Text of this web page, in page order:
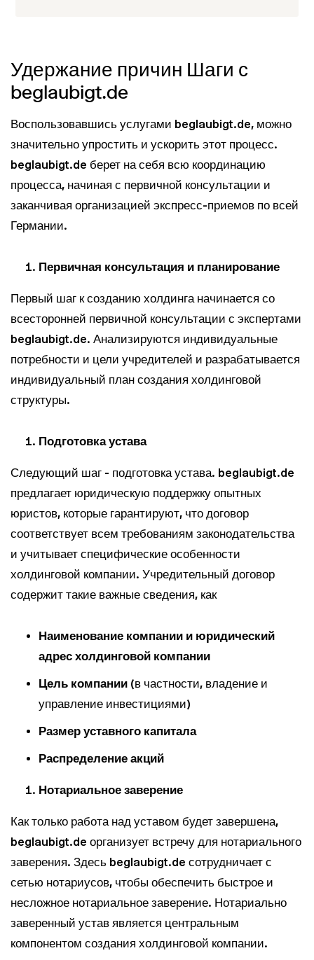
Удержание причин Шаги с
beglaubigt.de
Воспользовавшись услугами beglaubigt.de, можно
значительно упростить и ускорить этот процесс.
beglaubigt.de берет на себя всю координацию
процесса, начиная с первичной консультации и
заканчивая организацией экспресс-приемов по всей
Германии.
Первичная консультация и планирование
Первый шаг к созданию холдинга начинается со
всесторонней первичной консультации с экспертами
beglaubigt.de. Анализируются индивидуальные
потребности и цели учредителей и разрабатывается
индивидуальный план создания холдинговой
структуры.
Подготовка устава
Следующий шаг - подготовка устава. beglaubigt.de
предлагает юридическую поддержку опытных
юристов, которые гарантируют, что договор
соответствует всем требованиям законодательства
и учитывает специфические особенности
холдинговой компании. Учредительный договор
содержит такие важные сведения, как
Наименование компании и юридический
адрес холдинговой компании
Цель компании (в частности, владение и
управление инвестициями)
Размер уставного капитала
Распределение акций
Нотариальное заверение
Как только работа над уставом будет завершена,
beglaubigt.de организует встречу для нотариального
заверения. Здесь beglaubigt.de сотрудничает с
сетью нотариусов, чтобы обеспечить быстрое и
несложное нотариальное заверение. Нотариально
заверенный устав является центральным
компонентом создания холдинговой компании.
Wir nutzen Cookies und Pixel um Dir die bestmögliche
Pixeln gesammelten Daten werden zur Optimierung unserer
Webseite genutzt und um Beglaubigt.de-Nutzern und
Informationen anzuzeigen. Diese Daten werden im Rahmen
Mehr erfahren
ALLE AKZEPTIEREN